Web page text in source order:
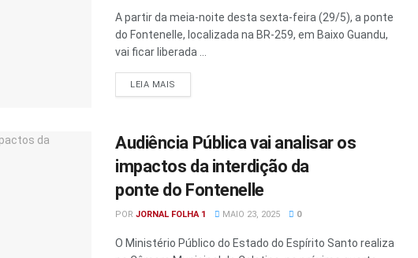
A partir da meia-noite desta sexta-feira (29/5), a ponte
do Fontenelle, localizada na BR-259, em Baixo Guandu,
vai ficar liberada ...
LEIA MAIS
Audiência Pública vai analisar os
impactos da interdição da
ponte do Fontenelle
POR JORNAL FOLHA 1 MAIO 23, 2025 0
O Ministério Público do Estado do Espírito Santo realiza